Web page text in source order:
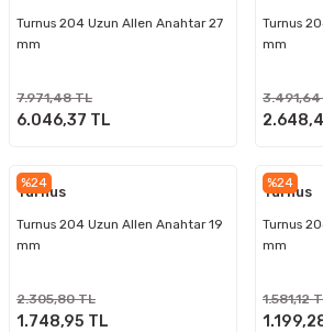
Turnus 204 Uzun Allen Anahtar 27
mm
7.971,48 TL
6.046,37 TL
Turnus
mm
3.491,64
%24
Turnus
Turnus 204 Uzun Allen Anahtar 19
mm
2.305,80 TL
1.748,95 TL
%24
Turnus
Turnus
mm
1.581,12